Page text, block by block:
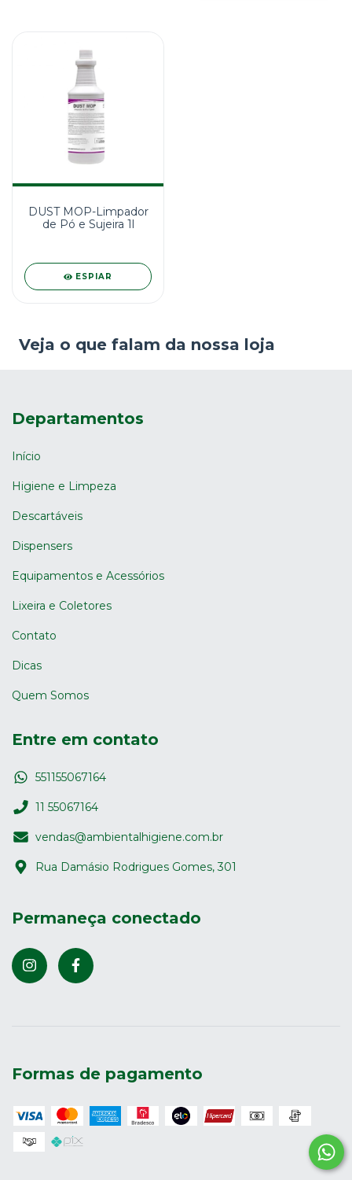
DUST MOP-Limpador
de Pó e Sujeira 1l
ESPIAR
Veja o que falam da nossa loja
Departamentos
Início
Higiene e Limpeza
Descartáveis
Dispensers
Equipamentos e Acessórios
Lixeira e Coletores
Contato
Dicas
Quem Somos
Entre em contato
551155067164
11 55067164
vendas@ambientalhigiene.com.br
Rua Damásio Rodrigues Gomes, 301
Permaneça conectado
Formas de pagamento